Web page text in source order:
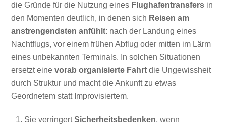
die Gründe für die Nutzung eines Flughafentransfers in
den Momenten deutlich, in denen sich Reisen am
anstrengendsten anfühlt: nach der Landung eines
Nachtflugs, vor einem frühen Abflug oder mitten im Lärm
eines unbekannten Terminals. In solchen Situationen
ersetzt einevorab organisierte Fahrt die Ungewissheit
durch Struktur und macht die Ankunft zu etwas
Geordnetem statt Improvisiertem.
Sie verringertSicherheitsbedenken, wenn